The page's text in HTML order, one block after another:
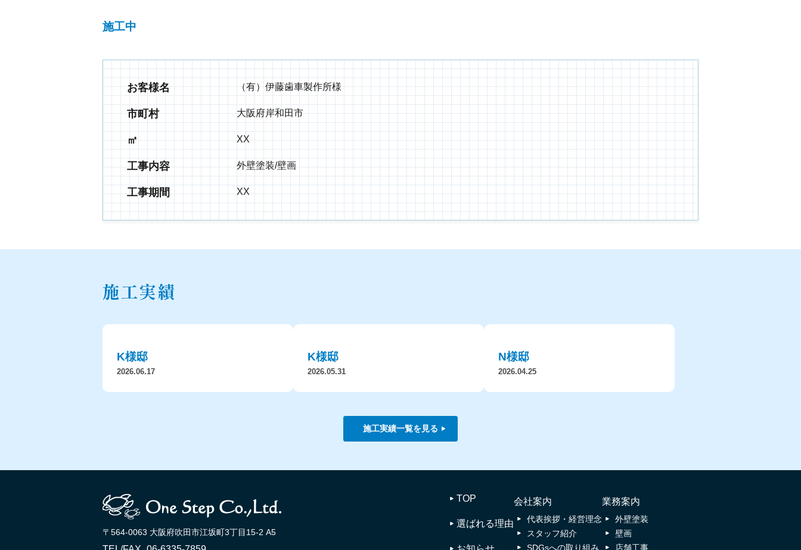
施工中
お客様名 （有）伊藤歯車製作所様
市町村 大阪府岸和田市
㎡ XX
工事内容 外壁塗装/壁画
工事期間 XX
施工実績
K様邸
2026.06.17
K様邸
2026.05.31
N様邸
2026.04.25
施工実績一覧を見る
〒564-0063 大阪府吹田市江坂町3丁目15-2 A5
TOP
選ばれる理由
会社案内
代表挨拶・経営理念
スタッフ紹介
SDGsへの取り組み
業務案内
外壁塗装
壁画
店舗工事